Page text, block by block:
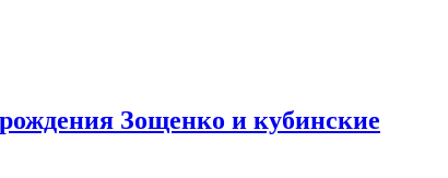
Зощенко и кубинские